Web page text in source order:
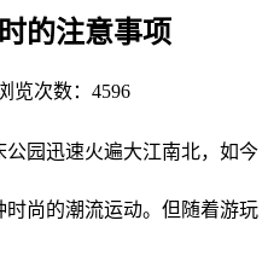
的注意事项
览次数：4596
园迅速火遍大江南北，如今
尚的潮流运动。但随着游玩